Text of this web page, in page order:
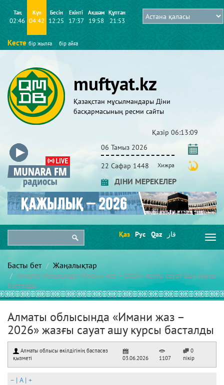
Таң
02:46
Күн
04:42
Бесін
12:25
Екінті
17:37
Ақшам
19:58
Құптан
21:53
Кесте бір жылға бір айға
muftyat.kz
Қазақстан мұсылмандары Діни
басқармасының ресми сайты
Қазір 06:13:09
06 Тамыз 2026
22 Сафар 1448 Хижра
ДІНИ МЕРЕКЕЛЕР
Қаз Рус Qaz قاز
Басты бет Жаңалықтар
Алматы облысында «Имани жаз – 2026» жазғы сауат ашу курсы
басталды
Алматы облысында «Имани жаз –
2026» жазғы сауат ашу курсы басталды
Алматы облысы өкілдігінің баспасөз
қызметі
03.06.2026 1107
0
пікір
– | A| +